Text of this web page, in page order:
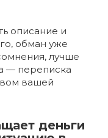
описание и
обман уже
лучше
— переписка
вашей
деньги